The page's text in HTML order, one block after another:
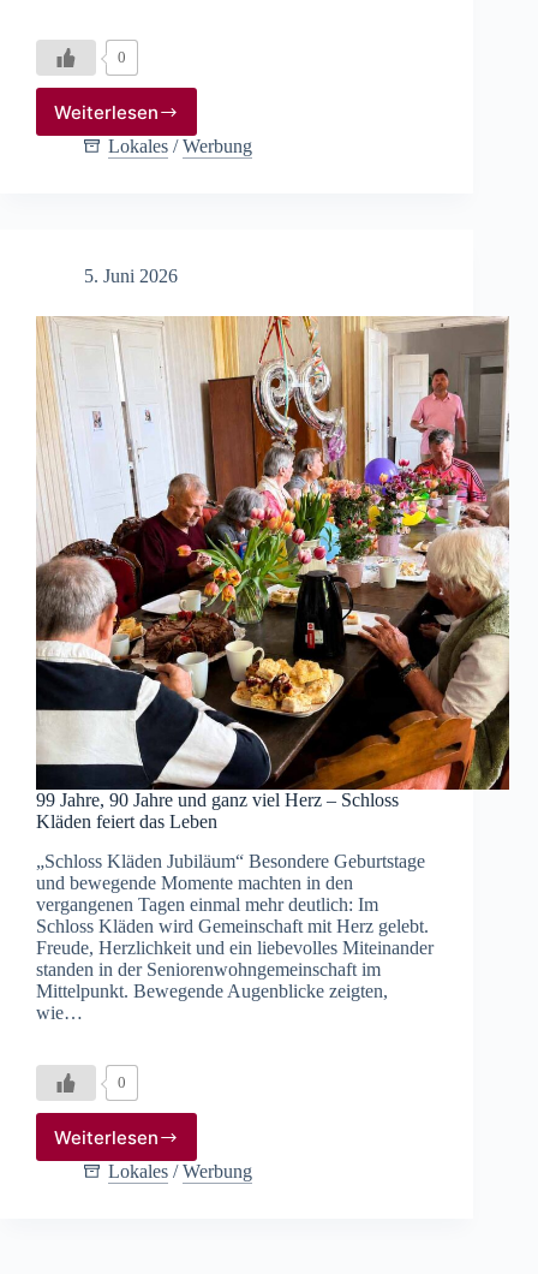
0
WeiterlesenSommerliche
Lebensfreude
Lokales /Werbung
5. Juni 2026
99 Jahre, 90 Jahre und ganz viel Herz – Schloss
Kläden feiert das Leben
„Schloss Kläden Jubiläum“ Besondere Geburtstage
und bewegende Momente machten in den
vergangenen Tagen einmal mehr deutlich: Im
Schloss Kläden wird Gemeinschaft mit Herz gelebt.
Freude, Herzlichkeit und ein liebevolles Miteinander
standen in der Seniorenwohngemeinschaft im
Mittelpunkt. Bewegende Augenblicke zeigten,
wie…
0
Weiterlesen
99
Jahre,
Lokales /Werbung